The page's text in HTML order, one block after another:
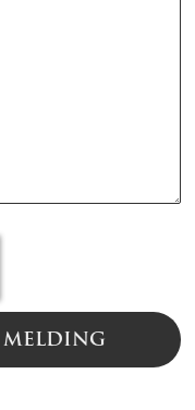
MELDING